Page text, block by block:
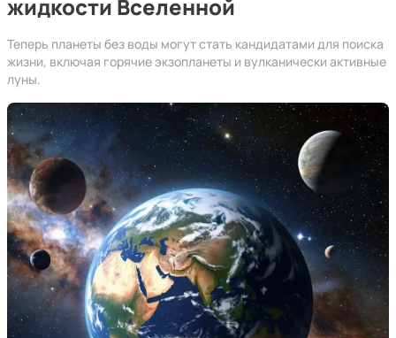
жидкости Вселенной
Теперь планеты без воды могут стать кандидатами для поиска
жизни, включая горячие экзопланеты и вулканически активные
луны.